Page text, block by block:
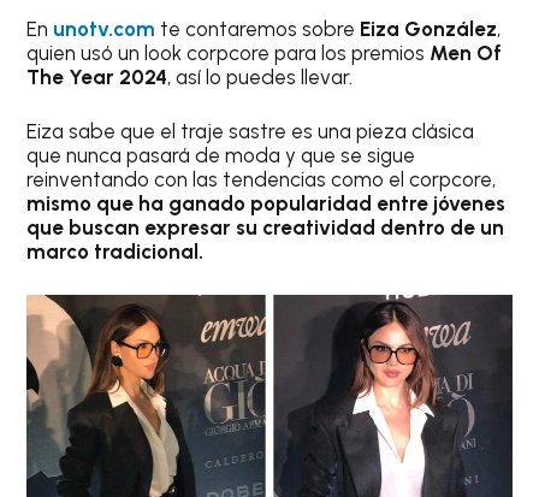
En unotv.com te contaremos sobre Eiza González,
quien usó un look corpcore para los premios Men Of
The Year 2024, así lo puedes llevar.
Eiza sabe que el traje sastre es una pieza clásica
que nunca pasará de moda y que se sigue
reinventando con las tendencias como el corpcore,
mismo que ha ganado popularidad entre jóvenes
que buscan expresar su creatividad dentro de un
marco tradicional.